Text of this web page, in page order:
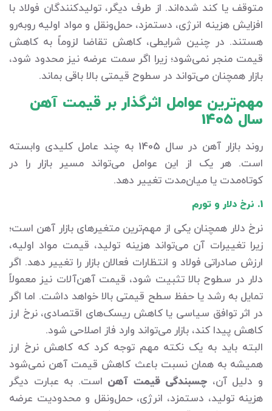
متوقف یا کند شده‌اند. از طرف دیگر، تولیدکنندگان فولاد با
افزایش هزینه انرژی، دستمزد، حمل‌ونقل و مواد اولیه روبه‌رو
هستند. در چنین شرایطی، کاهش تقاضا لزوماً به کاهش
قیمت منجر نمی‌شود؛ زیرا اگر سمت عرضه نیز محدود شود،
بازار همچنان می‌تواند در سطوح قیمتی بالا باقی بماند.
مهم‌ترین عوامل اثرگذار بر قیمت آهن
سال 1405
روند بازار آهن در سال 1405 به چند عامل کلیدی وابسته
است. هر یک از این عوامل می‌تواند مسیر بازار را در
کوتاه‌مدت یا میان‌مدت تغییر دهد.
1. نرخ دلار و تورم
نرخ دلار همچنان یکی از مهم‌ترین متغیرهای بازار آهن است؛
زیرا تغییرات آن می‌تواند هزینه تولید، قیمت مواد اولیه،
ارزش صادراتی فولاد و انتظارات فعالان بازار را تغییر دهد. اگر
دلار در سطوح بالا تثبیت شود، قیمت آهن‌آلات نیز معمولاً
تمایل به رشد یا حفظ سطح قیمتی بالا خواهد داشت. اما اگر
در اثر توافق سیاسی یا کاهش ریسک‌های اقتصادی، نرخ ارز
کاهش پیدا کند، بازار می‌تواند وارد فاز اصلاحی شود.
البته باید به یک نکته مهم توجه کرد که کاهش نرخ ارز
همیشه به همان نسبت باعث کاهش قیمت آهن نمی‌شود
و دلیل آن، چسبندگی قیمت آهن است. به عبارت دیگر
هزینه تولید، دستمزد، انرژی، حمل‌ونقل و محدودیت عرضه